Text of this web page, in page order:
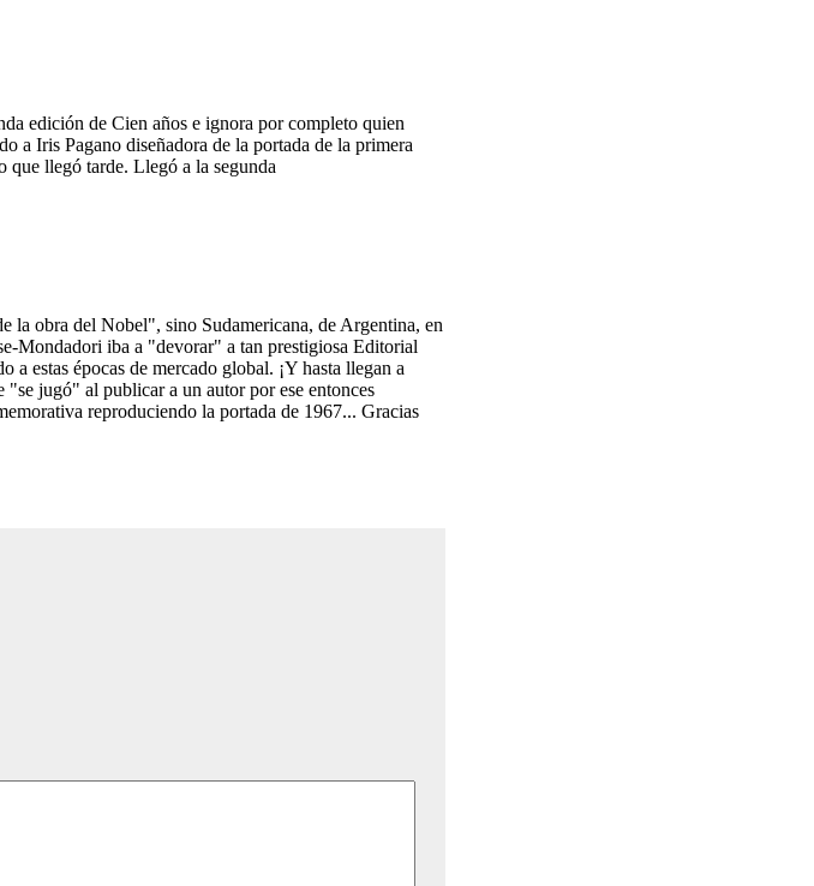
edición de Cien años e ignora por completo quien
a Iris Pagano diseñadora de la portada de la primera
que llegó tarde. Llegó a la segunda
la obra del Nobel", sino Sudamericana, de Argentina, en
Mondadori iba a "devorar" a tan prestigiosa Editorial
estas épocas de mercado global. ¡Y hasta llegan a
jugó" al publicar a un autor por ese entonces
reproduciendo la portada de 1967... Gracias